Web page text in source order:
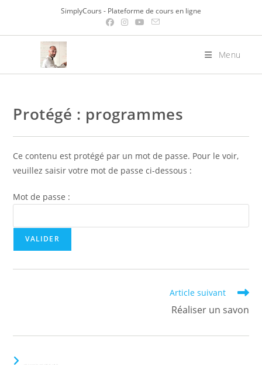
content
SimplyCours - Plateforme de cours en ligne
Menu
Protégé : programmes
Ce contenu est protégé par un mot de passe. Pour le voir,
veuillez saisir votre mot de passe ci-dessous :
Mot de passe :
Article suivant
Réaliser un savon